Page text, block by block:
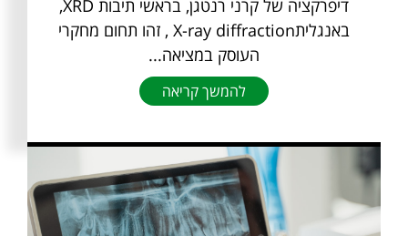
דיפרקציה של קרני רנטגן, בראשי תיבות XRD,
באנגליתX-ray diffraction , זהו תחום מחקרי
העוסק במציאה...
להמשך קריאה